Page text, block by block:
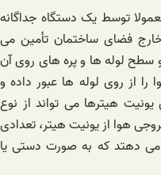
توسط یک دستگاه جداگانه
خارج فضای ساختمان تأمین می
سطح لوله ها و پره های روی آن
از روی لوله ها عبور داده و
هیترها می تواند از نوع
هوا از یونیت هیتر، تعدادی
می دهتد که به صورت دستی یا